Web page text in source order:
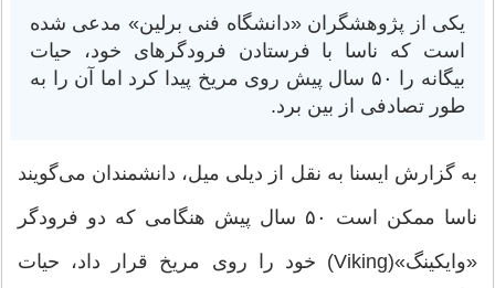
یکی از پژوهشگران «دانشگاه فنی برلین» مدعی شده
است که ناسا با فرستادن فرودگرهای خود، حیات
بیگانه را ۵۰ سال پیش روی مریخ پیدا کرد اما آن را به
طور تصادفی از بین برد.
به گزارش ایسنا به نقل از دیلی میل، دانشمندان می‌گویند
ناسا ممکن است ۵۰ سال پیش هنگامی که دو فرودگر
«وایکینگ»(Viking) خود را روی مریخ قرار داد، حیات